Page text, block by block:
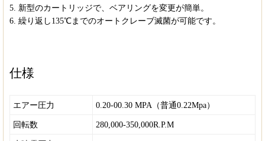
5. 新型のカートリッジで、ベアリングを変更が簡単。
6. 繰り返し135℃までのオートクレーブ滅菌が可能です。
仕様
エアー圧力 0.20-00.30 MPA（普通0.22Mpa）
回転数 280,000-350,000R.P.M